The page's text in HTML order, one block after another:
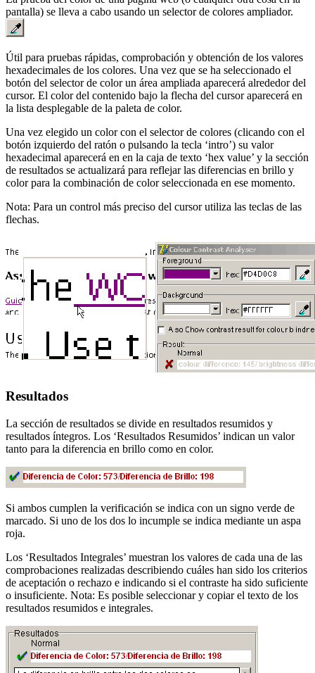
pantalla) se lleva a cabo usando un selector de colores ampliador.
Útil para pruebas rápidas, comprobación y obtención de los valores
hexadecimales de los colores. Una vez que se ha seleccionado el
botón del selector de color un área ampliada aparecerá alrededor del
cursor. El color del contenido bajo la flecha del cursor aparecerá en
la lista desplegable de la paleta de color.
Una vez elegido un color con el selector de colores (clicando con el
botón izquierdo del ratón o pulsando la tecla ‘intro’) su valor
hexadecimal aparecerá en en la caja de texto ‘hex value’ y la sección
de resultados se actualizará para reflejar las diferencias en brillo y
color para la combinación de color seleccionada en ese momento.
Nota: Para un control más preciso del cursor utiliza las teclas de las
flechas.
Resultados
La sección de resultados se divide en resultados resumidos y
resultados íntegros. Los ‘Resultados Resumidos’ indican un valor
tanto para la diferencia en brillo como en color.
Si ambos cumplen la verificación se indica con un signo verde de
marcado. Si uno de los dos lo incumple se indica mediante un aspa
roja.
Los ‘Resultados Integrales’ muestran los valores de cada una de las
comprobaciones realizadas describiendo cuáles han sido los criterios
de aceptación o rechazo e indicando si el contraste ha sido suficiente
o insuficiente. Nota: Es posible seleccionar y copiar el texto de los
resultados resumidos e integrales.